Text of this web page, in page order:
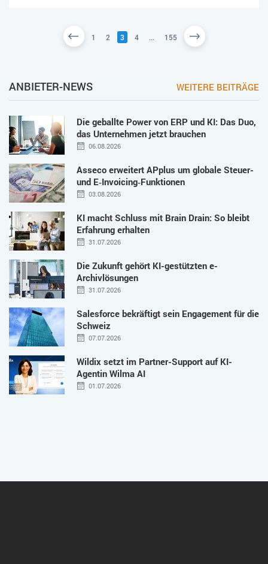
1 2 3 4 ... 155
ANBIETER-NEWS WEITERE BEITRÄGE
Die geballte Power von ERP und KI: Das Duo,
das Unternehmen jetzt brauchen
06.08.2026
Asseco erweitert APplus um globale Steuer-
und E‑Invoicing‑Funktionen
03.08.2026
KI macht Schluss mit Brain Drain: So bleibt
Erfahrung erhalten
31.07.2026
Die Zukunft gehört KI-gestützten e-
Archivlösungen
31.07.2026
Salesforce bekräftigt sein Engagement für die
Schweiz
07.07.2026
Wildix setzt im Partner-Support auf KI-
Agentin Wilma AI
01.07.2026